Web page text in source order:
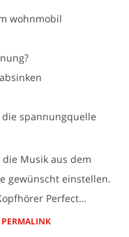
wohnmobil
spannungquelle
Musik aus dem
gewünscht einstellen.
Perfect…
PERMALINK